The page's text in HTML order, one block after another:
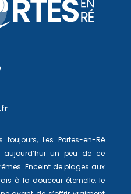
Les Portes-en-Ré
aujourd’hui un peu de ce
Enceint de plages aux
à la douceur éternelle, le